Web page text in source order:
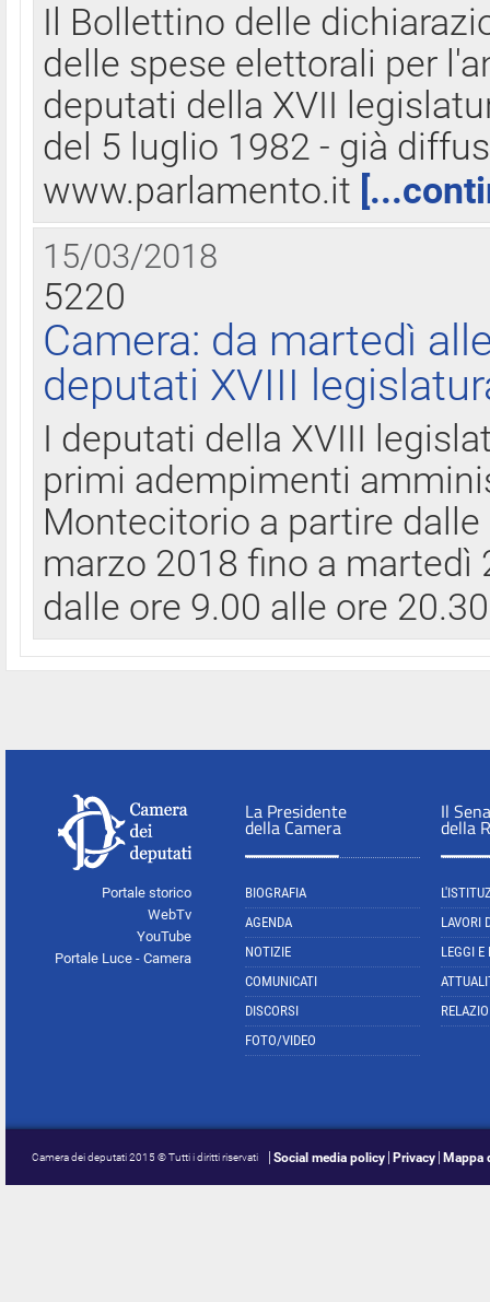
Il Bollettino delle
delle spese elettorali per
deputati della XVII
del 5 luglio 1982 - già
www.parlamento.it
15/03/2018
5220
Camera: da martedì
deputati XVIII
I deputati della XVIII
primi adempimenti
Montecitorio a partire
marzo 2018 fino a
dalle ore 9.00 alle ore
Portale storico
WebTv
YouTube
Portale Luce - Camera
La Presidente
della Camera
BIOGRAFIA
AGENDA
NOTIZIE
COMUNICATI
DISCORSI
FOTO/VIDEO
Il
della
LAVORI
LEGGI E
Camera dei deputati 2015 © Tutti i diritti riservati Social media policy Privacy Mappa